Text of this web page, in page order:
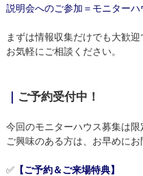
説明会へのご参加＝モニターハ
まずは情報収集だけでも大歓迎
お気軽にご相談ください。
｜ ご予約受付中！
今回のモニターハウス募集は限
ご興味のある方は、お早めにお
✅【ご予約＆ご来場特典】